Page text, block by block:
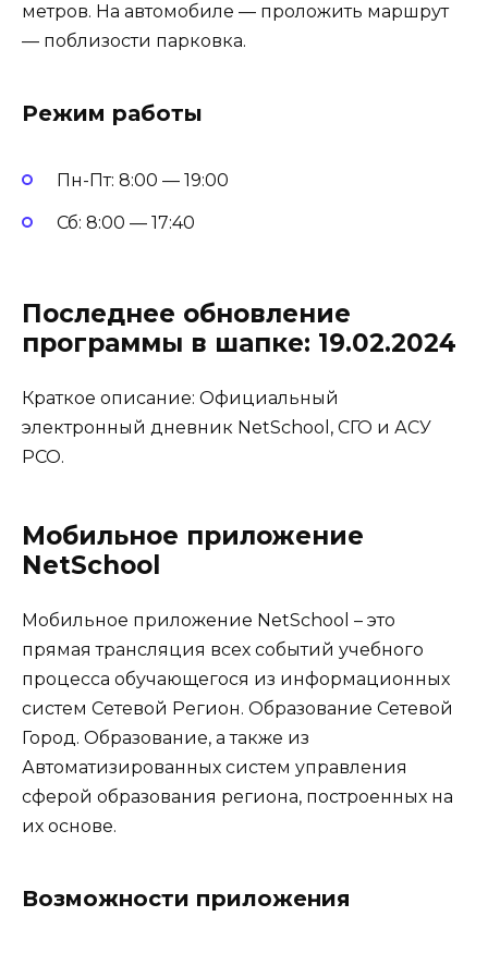
метров. На автомобиле — проложить маршрут
— поблизости парковка.
Режим работы
Пн-Пт: 8:00 — 19:00
Сб: 8:00 — 17:40
Последнее обновление
программы в шапке: 19.02.2024
Краткое описание: Официальный
электронный дневник NetSchool, СГО и АСУ
РСО.
Мобильное приложение
NetSchool
Мобильное приложение NetSchool – это
прямая трансляция всех событий учебного
процесса обучающегося из информационных
систем Сетевой Регион. Образование Сетевой
Город. Образование, а также из
Автоматизированных систем управления
сферой образования региона, построенных на
их основе.
Возможности приложения